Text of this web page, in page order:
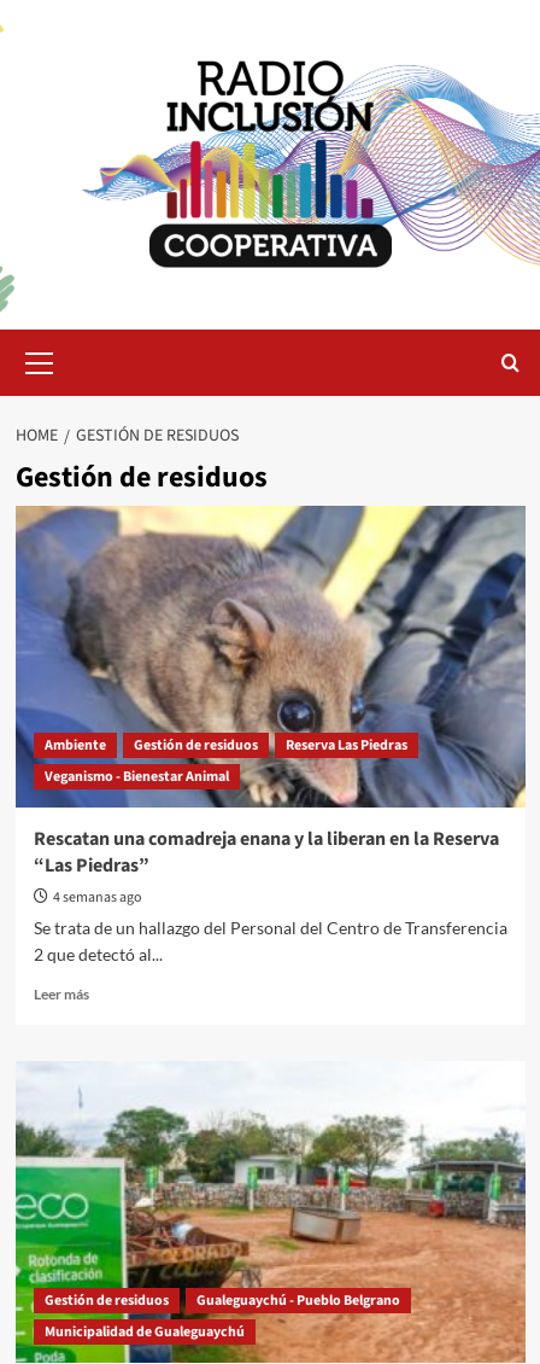
Menu
HOME GESTIÓN DE RESIDUOS
Gestión de residuos
Ambiente Gestión de residuos
Reserva Las Piedras
Veganismo - Bienestar Animal
Rescatan una comadreja enana y la liberan en la Reserva
“Las Piedras”
4 semanas ago
Se trata de un hallazgo del Personal del Centro de Transferencia
2 que detectó al...
Leer másRead
comadreja
enana
y
la
liberan
en
la
Reserva
“Las
Piedras”
Gestión de residuos
Gualeguaychú - Pueblo Belgrano
Municipalidad de Gualeguaychú